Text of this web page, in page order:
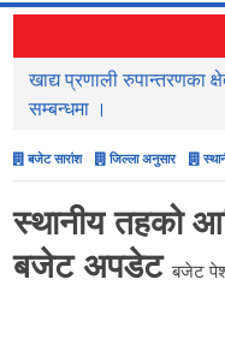
खाद्य प्रणाली रुपान्तरणका
सम्बन्धमा ।
बजेट सारांश जिल्ला अनुसार
स्थानीय तहको
बजेट अपडेटबजेट